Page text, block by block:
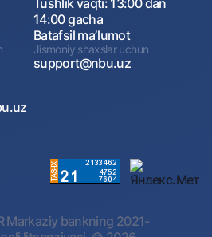
Tushlik vaqti: 13:00 dan
14:00 gacha
Batafsil maʼlumot
Jismoniy shaxslar uchun
support@nbu.uz
Markaziy bankning 2021-